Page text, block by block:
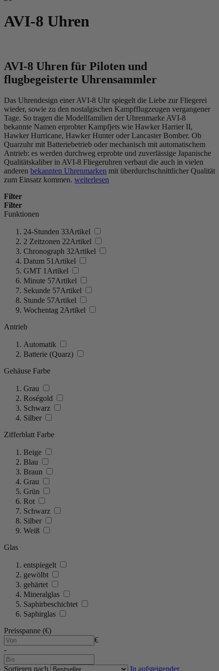
AVI-8 Uhren
AVI-8 Uhren für Piloten und
flugbegeisterte Uhrensammler
Das Uhrendesign einer AVI-8 Uhr spiegelt die Liebe zur Fliegerei
wieder, sowie zu den nostalgischen Kampfflugzeugen vergangener
Tage. So tragen die Modellfamilien der Uhrenmarke AVI-8
bekannte Namen erprobter Kampfjets wie Hawker Harrier II,
Hawker Hurricane, Hawker Hunter oder Lancaster Bomber. Ob
Quarzuhr mit Batteriebetrieb oder mechanisch mit automatischem
Antrieb: es werden durchweg erprobte und zuverlässige Japanische
Qualitätskaliber in AVI-8 Fliegeruhren verbaut die auch in vielen
anderen bekannten Uhrenmarken mit überdurchschnittlicher Qualität
zum Einsatz kommen. weiterlesen
Filter
Filter
Funktionen
24-Stunden 33Artikel
2 Zeitzonen 22Artikel
Chronograph 32Artikel
Datum 51 Artikel
GMT 1 Artikel
Minute 57Artikel
Sekunde 57Artikel
Stunde 57Artikel
Wochentag 2Artikel
Antrieb
Automatik
Batterie (Quarz)
Gehäuse Farbe
Grau
Roségold
Schwarz
Silber
Zifferblatt Farbe
Beige
Blau
Braun
Grau
Grün
Rot
Schwarz
Silber
Weiß
Glas
entspiegelt
gewölbt
gehärtet
Mineralglas
Saphirbeschichtet
Saphirglas
Preisspanne (€)
€
-
Sortieren nach In aufsteigender